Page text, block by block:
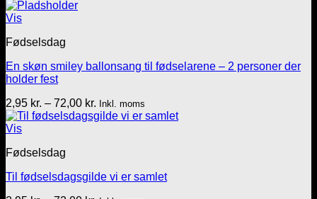
Vis
Fødselsdag
En skøn smiley ballonsang til fødselarene – 2 personer der
holder fest
2,95 kr. – 72,00 kr. Prisinterval:
2,95 kr.
Inkl. moms
Vis
Fødselsdag
Til fødselsdagsgilde vi er samlet